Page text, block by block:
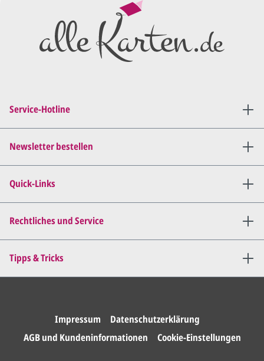
Preisangebot
Anschluss den ersten
Entwurf/Korrekturabzug
Diesen senden wir Ihnen als
PDF per E-Mail.
uns, was Sie amEntwurf
Wir senden Ihnen den
Dies wiederholen wir so lange,
bis
Service-Hotline
Rechtliches und Service
Tipps & Tricks
Quick-Links
Newsletter bestellen
Impressum
Datenschutzerklärung
AGB und Kundeninformationen
Cookie-Einstellungen